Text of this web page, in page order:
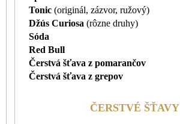
Tonic (originál, zázvor, ružový)
Džús Curiosa (rôzne druhy)
Sóda
Red Bull
Čerstvá šťava z pomarančov
Čerstvá šťava z grepov
ČERSTVÉ ŠŤAVY